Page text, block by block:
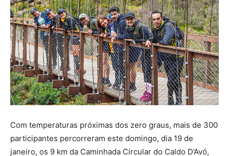
Com temperaturas próximas dos zero graus, mais de 300
participantes percorreram este domingo, dia 19 de
janeiro, os 9 km da Caminhada Circular do Caldo D’Avó,